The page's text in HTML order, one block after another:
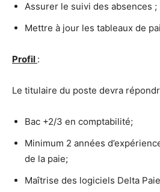
Assurer le suivi des absences ;
Mettre à jour les tableaux de
Profil :
Le titulaire du poste devra
Bac +2/3 en comptabilité;
Minimum 2 années
de la paie;
Maîtrise des logiciels Delta